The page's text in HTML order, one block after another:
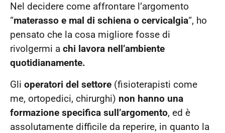
Nel decidere come affrontare l’argomento
“materasso e mal di schiena o cervicalgia“, ho
pensato che la cosa migliore fosse di
rivolgermi a chi lavora nell’ambiente
quotidianamente.
Gli operatori del settore (fisioterapisti come
me, ortopedici, chirurghi) non hanno una
formazione specifica sull’argomento, ed è
assolutamente difficile da reperire, in quanto la